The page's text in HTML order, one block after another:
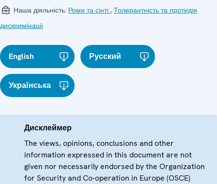
Наша діяльність: Роми та сінті , Толерантність та протидія
дискримінації
English Русский
Українська
Дисклеймер
The views, opinions, conclusions and other
information expressed in this document are not
given nor necessarily endorsed by the Organization
for Security and Co-operation in Europe (OSCE)